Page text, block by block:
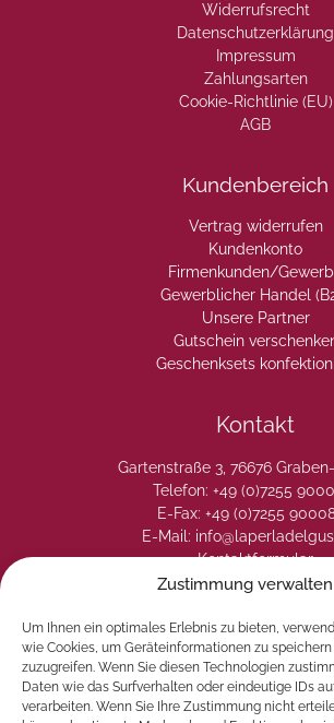
Zustimmung verwalten
Um Ihnen ein optimales Erlebnis zu bieten,
wie Cookies, um Geräteinformationen zu speichern
zuzugreifen. Wenn Sie diesen Technologien
Daten wie das Surfverhalten oder eindeutige IDs
verarbeiten. Wenn Sie Ihre Zustimmung nicht
Widerrufsrecht
Datenschutzerklärung
Impressum
Zahlungsarten
Cookie-Richtlinie (EU)
AGB
Kundenbereich
Vertrag widerrufen
Kundenkonto
Firmenkunden/
Gewerblicher Handel
Unsere Partner
Gutschein
Geschenksets
Kontakt
Gartenstraße 3, 76676
Telefon: +49 (0)7255
E-Fax: +49 (0)7255
E-Mail:
Kontaktformular